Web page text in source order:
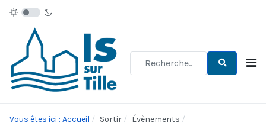
Vous êtes ici : Accueil Sortir
Évènements